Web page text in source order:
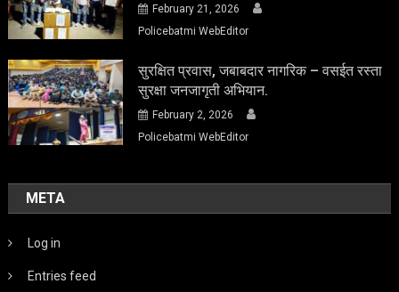
February 21, 2026
Policebatmi WebEditor
सुरक्षित प्रवास, जबाबदार नागरिक – वसईत रस्ता
सुरक्षा जनजागृती अभियान.
February 2, 2026
Policebatmi WebEditor
META
Log in
Entries feed